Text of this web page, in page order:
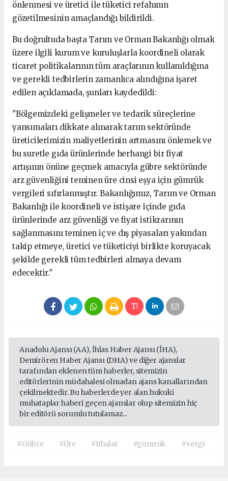
önlenmesi ve üretici ile tüketici refahının
gözetilmesinin amaçlandığı bildirildi.
Bu doğrultuda başta Tarım ve Orman Bakanlığı olmak
üzere ilgili kurum ve kuruluşlarla koordineli olarak
ticaret politikalarının tüm araçlarının kullanıldığına
ve gerekli tedbirlerin zamanlıca alındığına işaret
edilen açıklamada, şunları kaydedildi:
"Bölgemizdeki gelişmeler ve tedarik süreçlerine
yansımaları dikkate alınarak tarım sektöründe
üreticilerimizin maliyetlerinin artmasını önlemek ve
bu suretle gıda ürünlerinde herhangi bir fiyat
artışının önüne geçmek amacıyla gübre sektöründe
arz güvenliğini teminen üre cinsi eşya için gümrük
vergileri sıfırlanmıştır. Bakanlığımız, Tarım ve Orman
Bakanlığı ile koordineli ve istişare içinde gıda
ürünlerinde arz güvenliği ve fiyat istikrarının
sağlanmasını teminen iç ve dış piyasaları yakından
takip etmeye, üretici ve tüketiciyi birlikte koruyacak
şekilde gerekli tüm tedbirleri almaya devam
edecektir."
Anadolu Ajansı (AA), İhlas Haber Ajansı (İHA),
Demirören Haber Ajansı (DHA) ve diğer ajanslar
tarafından eklenen tüm haberler, sitemizin
editörlerinin müdahalesi olmadan ajans kanallarından
çekilmektedir. Bu haberlerde yer alan hukuki
muhataplar haberi geçen ajanslar olup sitemizin hiç
bir editörü sorumlu tutulamaz...
#Gübre #Üre #ithalat #gümrük #vergi